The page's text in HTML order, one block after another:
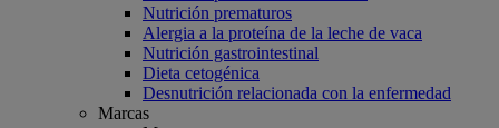
Nutrición prematuros
Alergia a la proteína de la leche de vaca
Nutrición gastrointestinal
Dieta cetogénica
Desnutrición relacionada con la enfermedad
Marcas